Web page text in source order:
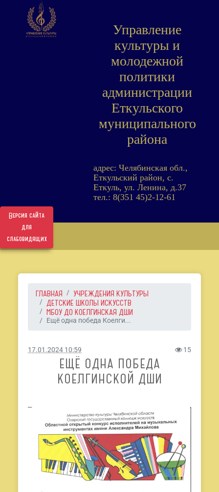
Версия сайта
для
слабовидящих
Управление
культуры и
молодежной
политики
администрации
Еткульского
муниципального
района
адрес: Челябинская обл.,
Еткульский район, с.
Еткуль, ул. Ленина, д.37
тел.: 8(351 45)2-12-61
ГЛАВНАЯ
УЧРЕЖДЕНИЯ КУЛЬТУРЫ
ДЕТСКИЕ ШКОЛЫ ИСКУССТВ
МБОУ ДО КОЕЛГИНСКАЯ ДШИ
Ещё одна победа Коелги...
17.01.2024 10:59 15
ЕЩЁ ОДНА ПОБЕДА
КОЕЛГИНСКОЙ ДШИ